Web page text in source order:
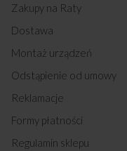
Zakupy na Raty
Dostawa
Montaż urządzeń
Odstąpienie od umowy
Reklamacje
Formy płatności
Regulamin sklepu